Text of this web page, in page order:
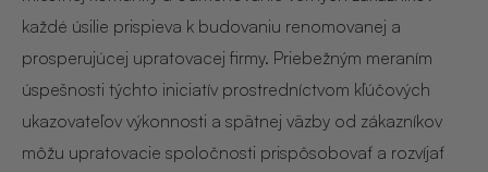
každé úsilie prispieva k budovaniu renomovanej a
prosperujúcej upratovacej firmy. Priebežným meraním
úspešnosti týchto iniciatív prostredníctvom kľúčových
ukazovateľov výkonnosti a spätnej väzby od zákazníkov
môžu upratovacie spoločnosti prispôsobovať a rozvíjať